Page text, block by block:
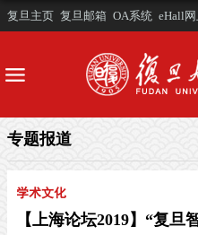
复旦主页 复旦邮箱 OA系统 eHall
专题报道
学术文化
【上海论坛2019】“复旦